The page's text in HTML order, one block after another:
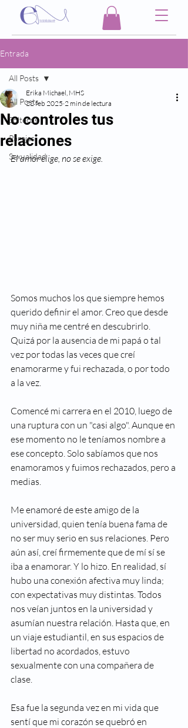
Entrada
All Posts
Solteros
Parejas
Sexualidad
All Posts
No controles tus
relaciones
Erika Michael, MHS
22 feb 2025 2 min de lectura
El amor elige, no se exige.
Somos muchos los que siempre hemos
querido definir el amor. Creo que desde
muy niña me centré en descubrirlo.
Quizá por la ausencia de mi papá o tal
vez por todas las veces que creí
enamorarme y fui rechazada, o por todo
a la vez.
Comencé mi carrera en el 2010, luego de
una ruptura con un "casi algo". Aunque en
ese momento no le teníamos nombre a
ese concepto. Solo sabíamos que nos
enamoramos y fuimos rechazados, pero a
medias.
Me enamoré de este amigo de la
universidad, quien tenía buena fama de
no ser muy serio en sus relaciones. Pero
aún así, creí firmemente que de mí sí se
iba a enamorar. Y lo hizo. En realidad, sí
hubo una conexión afectiva muy linda;
con expectativas muy distintas. Todos
nos veían juntos en la universidad y
asumían nuestra relación. Hasta que, en
un viaje estudiantil, en sus espacios de
libertad no acordados, estuvo
sexualmente con una compañera de
clase.
Esa fue la segunda vez en mi vida que
sentí que mi corazón se quebró en